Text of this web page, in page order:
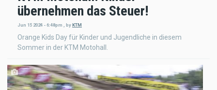
übernehmen das Steuer!
Jun 15 2024 - 6:48pm , by KTM
Orange Kids Day für Kinder und Jugendliche in diesem
Sommer in der KTM Motohall.